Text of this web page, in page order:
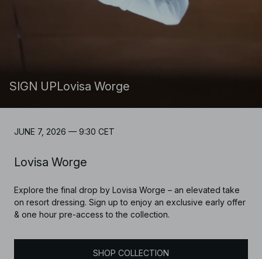
SIGN UPLovisa Worge
JUNE 7, 2026 — 9:30 CET
Lovisa Worge
Explore the final drop by Lovisa Worge – an elevated take
on resort dressing. Sign up to enjoy an exclusive early offer
& one hour pre-access to the collection.
SHOP COLLECTION